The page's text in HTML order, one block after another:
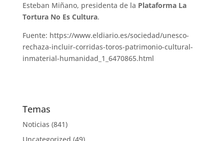
Esteban Miñano, presidenta de la Plataforma La
Tortura No Es Cultura.
Fuente: https://www.eldiario.es/sociedad/unesco-
rechaza-incluir-corridas-toros-patrimonio-cultural-
inmaterial-humanidad_1_6470865.html
Temas
Noticias (841)